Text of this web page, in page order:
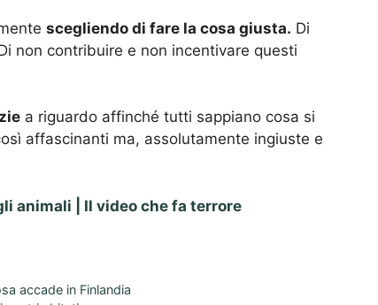
scegliendo di fare la cosa giusta. Di
non contribuire e non incentivare questi
a riguardo affinché tutti sappiano cosa si
affascinanti ma, assolutamente ingiuste e
animali | Il video che fa terrore
accade in Finlandia